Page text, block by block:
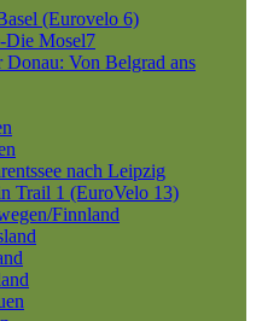
(Eurovelo 6)
Die Mosel7
Donau: Von Belgrad ans
nach Leipzig
Trail 1 (EuroVelo 13)
Finnland